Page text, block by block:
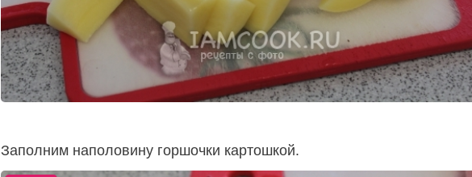
Заполним наполовину горшочки картошкой.